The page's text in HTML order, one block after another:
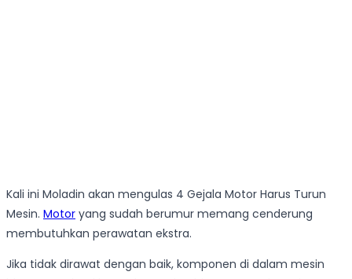
Kali ini Moladin akan mengulas 4 Gejala Motor Harus Turun
Mesin. Motor yang sudah berumur memang cenderung
membutuhkan perawatan ekstra.
Jika tidak dirawat dengan baik, komponen di dalam mesin